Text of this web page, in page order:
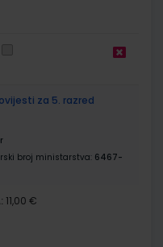
za 5. razred
broj ministarstva: 6467-
11,00 €